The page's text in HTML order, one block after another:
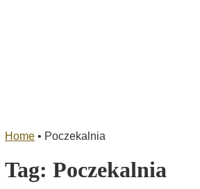
Home • Poczekalnia
Tag: Poczekalnia